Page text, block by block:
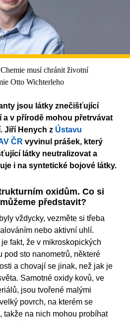
musí chránit životní
Otto Wichterleho
jsou látky znečišťující
a v přírodě mohou přetrvávat
Jiří Henych z Ústavu
ČR vyvinul prášek, který
látky neutralizovat a
i na syntetické bojové látky.
oxidům. Co si
představit?
vždycky, vezměte si třeba
nebo aktivní uhlí.
fakt, že v mikroskopických
pod sto nanometrů, některé
a chovají se jinak, než jak je
Samotné oxidy kovů, ve
jsou tvořené malými
povrch, na kterém se
takže na nich mohou probíhat